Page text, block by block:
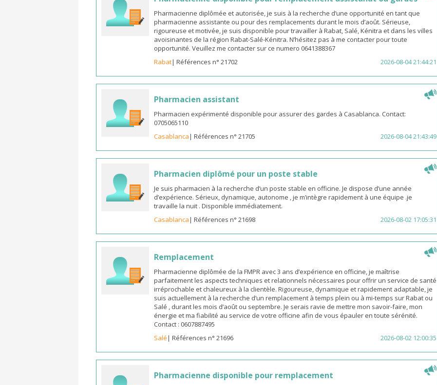
Pharmacienne diplômée et autorisée, je suis à la recherche d’une opportunité en tant que
pharmacienne assistante ou pour des remplacements durant le mois d’août. Sérieuse,
rigoureuse et motivée, je suis disponible pour travailler à Rabat, Salé, Kénitra et dans les villes
avoisinantes de la région Rabat-Salé-Kénitra. N’hésitez pas à me contacter pour toute
opportunité. Veuillez me contacter sur ce numero 0641388367
Rabat| Références n° 21702 2026-08-04 21:44:21
Pharmacien assistant
Pharmacien expérimenté disponible pour assurer des gardes à Casablanca. Contact:
0705065110
Casablanca| Références n° 21705 2026-08-04 21:43:49
Pharmacien diplômé pour un poste stable
Je suis pharmacien à la recherche d’un poste stable en officine. Je dispose d’une année
d’expérience. Sérieux, dynamique, autonome , je m’intègre rapidement à une équipe .je
travaille la nuit . Disponible immédiatement.
Casablanca| Références n° 21698 2026-08-02 17:05:31
Remplacement
Pharmacienne diplômée de la FMPR avec 3 ans d’expérience en officine, je maîtrise
parfaitement les aspects techniques et relationnels nécessaires pour offrir un service de santé
irréprochable et chaleureux à la clientèle. Rigoureuse, dynamique et rapidement adaptable, je
suis actuellement à la recherche d’un remplacement à temps plein ou à mi-temps sur Rabat ou
Salé , durant les mois d’août ou septembre. Je serais ravie de mettre mon savoir-faire, mon
énergie et ma fiabilité au service de votre officine afin de vous épauler en toute sérénité.
Contact : 0607887495
Salé| Références n° 21696 2026-08-02 12:00:35
Pharmacienne disponible pour remplacement